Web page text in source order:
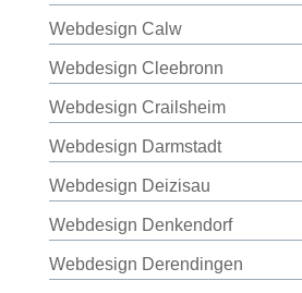
Webdesign Calw
Webdesign Cleebronn
Webdesign Crailsheim
Webdesign Darmstadt
Webdesign Deizisau
Webdesign Denkendorf
Webdesign Derendingen